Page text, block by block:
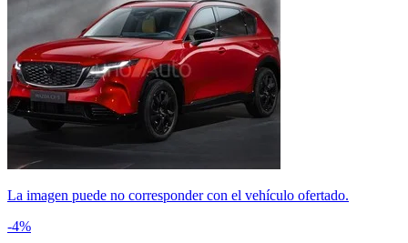
La imagen puede no corresponder con el vehículo ofertado.
-4%